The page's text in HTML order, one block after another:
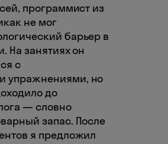
программист из
не мог
барьер в
На занятиях он
с
упражнениями, но
до
— словно
запас. После
я предложил